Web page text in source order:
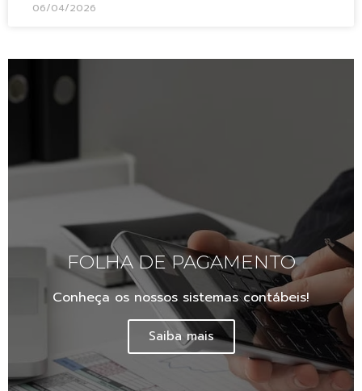
06/04/2026
FOLHA DE PAGAMENTO
Conheça os nossos sistemas contábeis!
Saiba mais